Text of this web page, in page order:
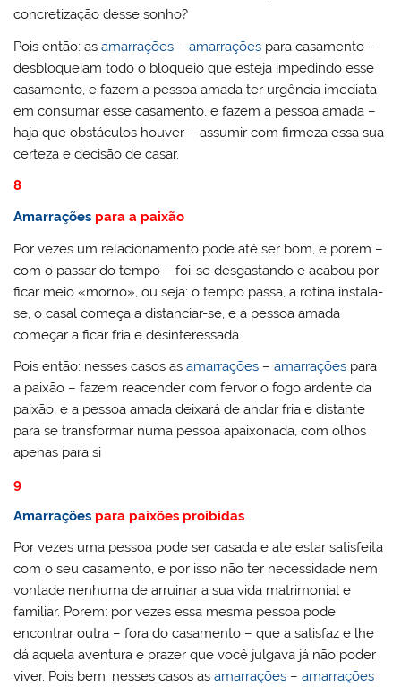
concretização desse sonho?
Pois então: asamarrações –amarrações para casamento –
desbloqueiam todo o bloqueio que esteja impedindo esse
casamento, e fazem a pessoa amada ter urgência imediata
em consumar esse casamento, e fazem a pessoa amada –
haja que obstáculos houver – assumir com firmeza essa sua
certeza e decisão de casar.
8
Amarrações para a paixão
Por vezes um relacionamento pode até ser bom, e porem –
com o passar do tempo – foi-se desgastando e acabou por
ficar meio «morno», ou seja: o tempo passa, a rotina instala-
se, o casal começa a distanciar-se, e a pessoa amada
começar a ficar fria e desinteressada.
Pois então: nesses casos asamarrações –amarrações para
a paixão – fazem reacender com fervor o fogo ardente da
paixão, e a pessoa amada deixará de andar fria e distante
para se transformar numa pessoa apaixonada, com olhos
apenas para si
9
Amarrações para paixões proibidas
Por vezes uma pessoa pode ser casada e ate estar satisfeita
com o seu casamento, e por isso não ter necessidade nem
vontade nenhuma de arruinar a sua vida matrimonial e
familiar. Porem: por vezes essa mesma pessoa pode
encontrar outra – fora do casamento – que a satisfaz e lhe
dá aquela aventura e prazer que você julgava já não poder
viver. Pois bem: nesses casos asamarrações –amarrações